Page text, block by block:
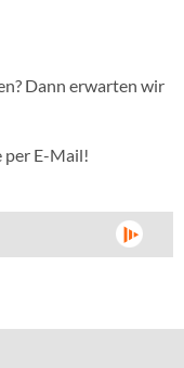
Dann erwarten wir
per E-Mail!